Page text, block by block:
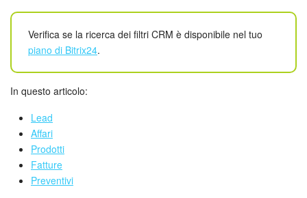
Feed
Messenger
Collab
Calendario
Bitrix24 Drive
Webmail
Verifica se la ricerca dei filtri CRM è disponibile nel tuo
piano di Bitrix24.
In questo articolo:
Lead
Affari
Prodotti
Fatture
Preventivi